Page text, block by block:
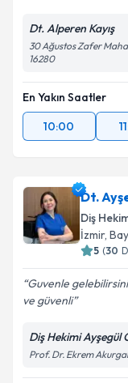
Dt. Alperen Kayış
30 Ağustos Zafer
16280
En Yakın Saatler
10:00
Dt.
Diş
İzmir,
5 (30
Guvenle
ve güvenli
Diş Hekimi Ayşegül
Prof. Dr. Ekrem